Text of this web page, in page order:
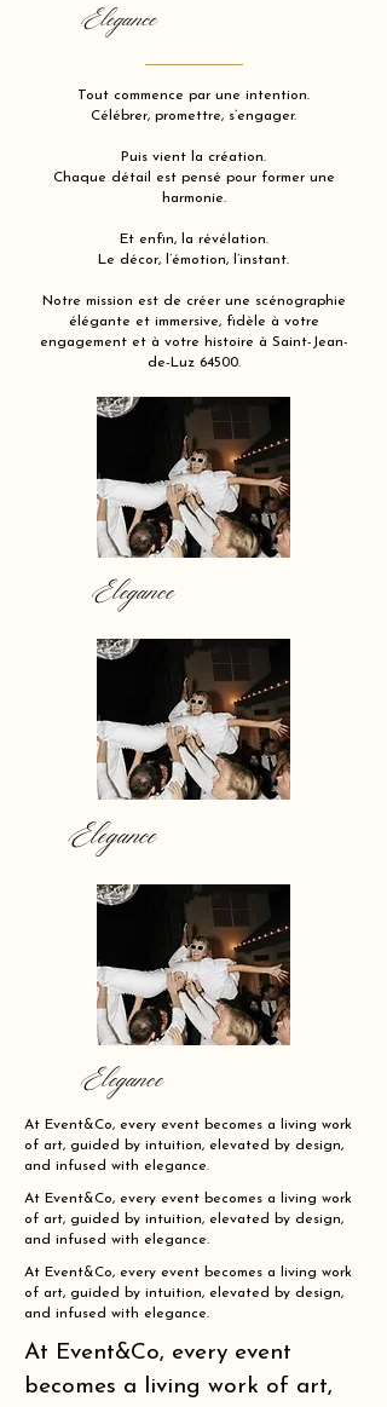
Elegance
Tout commence par une intention.
Célébrer, promettre, s’engager.
Puis vient la création.
Chaque détail est pensé pour former une
harmonie.
Et enfin, la révélation.
Le décor, l’émotion, l’instant.
Notre mission est de créer une scénographie
élégante et immersive, fidèle à votre
engagement et à votre histoire à Saint-Jean-
de-Luz 64500.
Elegance
Elegance
Elegance
At Event&Co, every event becomes a living work
of art, guided by intuition, elevated by design,
and infused with elegance.
At Event&Co, every event becomes a living work
of art, guided by intuition, elevated by design,
and infused with elegance.
At Event&Co, every event becomes a living work
of art, guided by intuition, elevated by design,
and infused with elegance.
At Event&Co, every event
becomes a living work of art,